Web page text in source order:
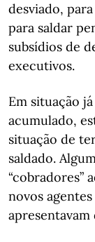
desviado,
para saldar
subsídios de
executivos.
Em situação
acumulado,
situação de
saldado.
“cobradores”
novos
apresentavam